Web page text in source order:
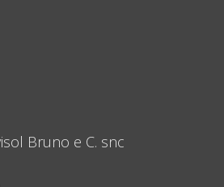
Bruno e C. snc